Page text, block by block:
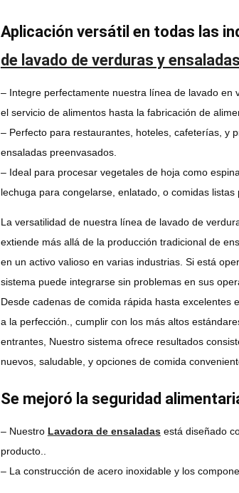
Aplicación versátil en todas las
de lavado de verduras y ensaladas
– Integre perfectamente nuestra línea de lavado en
el servicio de alimentos hasta la fabricación de
– Perfecto para restaurantes, hoteles, cafeterías, y
ensaladas preenvasados.
– Ideal para procesar vegetales de hoja como
lechuga para congelarse, enlatado, o comidas listas
La versatilidad de nuestra línea de lavado de
extiende más allá de la producción tradicional de
en un activo valioso en varias industrias. Si está
sistema puede integrarse sin problemas en sus
Desde cadenas de comida rápida hasta excelentes
a la perfección., cumplir con los más altos
entrantes, Nuestro sistema ofrece resultados
nuevos, saludable, y opciones de comida
Se mejoró la seguridad
– Nuestro Lavadora de ensaladasestá diseñado
producto..
– La construcción de acero inoxidable y los